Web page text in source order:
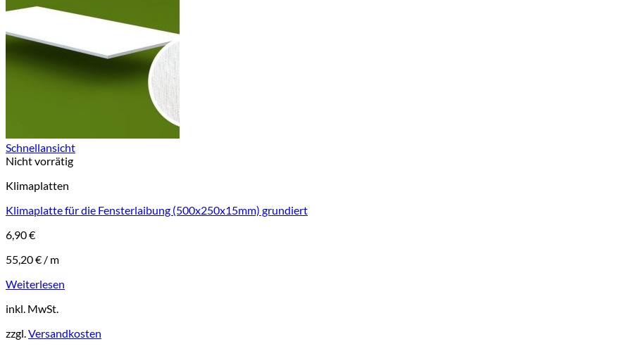
Schnellansicht
Nicht vorrätig
Klimaplatten
Klimaplatte für die Fensterlaibung (500x250x15mm) grundiert
6,90€
55,20€ / m
Weiterlesen
inkl. MwSt.
zzgl.Versandkosten